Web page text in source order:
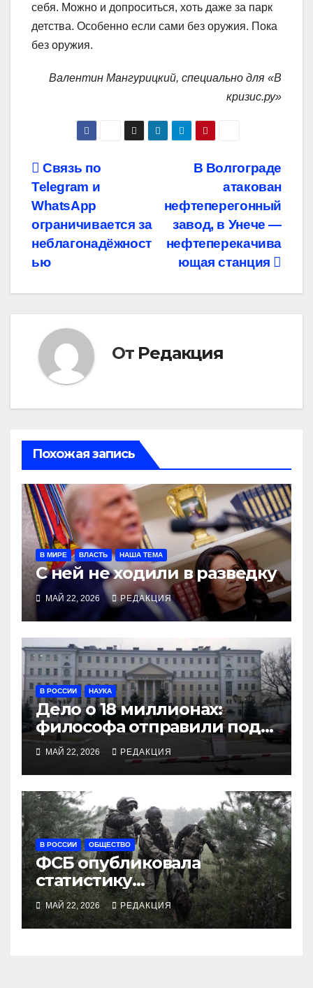
себя. Можно и допроситься, хоть даже за парк
детства. Особенно если сами без оружия. Пока
без оружия.
Валентин Мангурицкий, специально для «В
кризис.ру»
Навигация
по
записям
В Волгограде
атакован
нефтеперегонный
завод, в Унече —
нефтеперекачива
ющая станция
Связь по
Telegram и
WhatsApp
ограничивается за
неблагонадёжност
ью
От Редакция
Похожая запись
В МИРЕ ВЛАСТЬ НАША ТЕМА
С ней не ходили в разведку
МАЙ 22, 2026 РЕДАКЦИЯ
В РОССИИ НАУКА
Дело о 18 миллионах:
философа отправили под
арест за переводы
Аристотеля
МАЙ 22, 2026 РЕДАКЦИЯ
В РОССИИ ОБЩЕСТВО
ФСБ опубликовала
статистику
предотвращений
МАЙ 22, 2026 РЕДАКЦИЯ